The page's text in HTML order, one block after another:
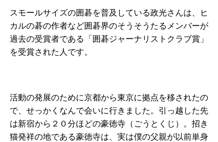
スモールサイズの囲碁を普及している政光さんは、ヒ
カルの碁の作者など囲碁界のそうそうたるメンバーが
過去の受賞者である「囲碁ジャーナリストクラブ賞」
を受賞された人です。
活動の発展のために京都から東京に拠点を移されたの
で、せっかくなんで会いに行きました。引っ越した先
は新宿から２０分ほどの豪徳寺（ごうとくじ）。招き
猫発祥の地である豪徳寺は、実は僕の父親が以前単身